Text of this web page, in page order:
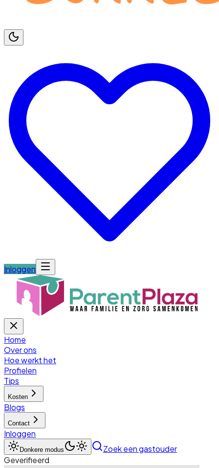
Inloggen
Home
Over ons
Hoe werkt het
Profielen
Tips
Kosten
Blogs
Contact
Inloggen
Donkere modus
Zoek een gastouder
Geverifieerd